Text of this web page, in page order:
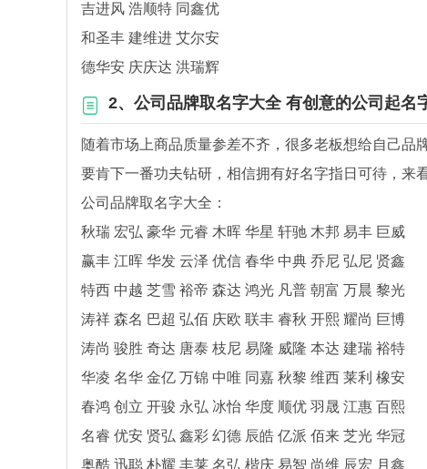
吉进风 浩顺特 同鑫优
和圣丰 建维进 艾尔安
德华安 庆庆达 洪瑞辉
2、公司品牌取名字大全 有创意的公司起名
随着市场上商品质量参差不齐，很多老板想给自己
要肯下一番功夫钻研，相信拥有好名字指日可待，来
公司品牌取名字大全：
秋瑞 宏弘 豪华 元睿 木晖 华星 轩驰 木邦 易丰 巨威
赢丰 江晖 华发 云泽 优信 春华 中典 乔尼 弘尼 贤鑫
特西 中越 芝雪 裕帝 森达 鸿光 凡普 朝富 万晨 黎光
涛祥 森名 巴超 弘佰 庆欧 联丰 睿秋 开熙 耀尚 巨博
涛尚 骏胜 奇达 唐泰 枝尼 易隆 威隆 本达 建瑞 裕特
华凌 名华 金亿 万锦 中唯 同嘉 秋黎 维西 莱利 橡安
春鸿 创立 开骏 永弘 冰怡 华度 顺优 羽晟 江惠 百熙
名睿 优安 贤弘 鑫彩 幻德 辰皓 亿派 佰来 芝光 华冠
奥酷 迅聪 朴耀 丰莱 名弘 楷庆 易智 尚维 辰宏 月鑫